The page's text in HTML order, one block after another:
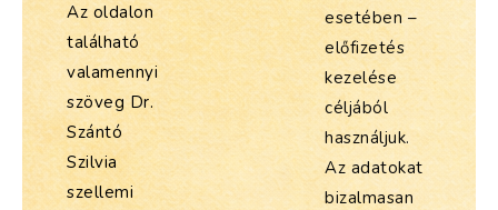
Az oldalon
található
valamennyi
szöveg Dr.
Szántó
Szilvia
szellemi
esetében –
előfizetés
kezelése
céljából
használjuk.
Az adatokat
bizalmasan